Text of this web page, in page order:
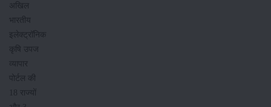
अखिल
भारतीय
इलेक्ट्रॉनिक
कृषि उपज
व्यापार
पोर्टल की
18 राज्यों